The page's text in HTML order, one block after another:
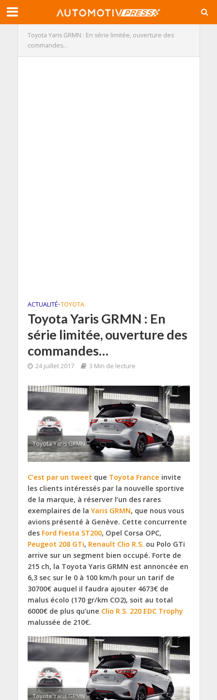
Toyota Yaris GRMN : En série limitée, ouverture des
commandes…
ACTUALITÉ•TOYOTA
Toyota Yaris GRMN : En
série limitée, ouverture des
commandes…
24 juillet 2017 3 Min de lecture
Toyota Yaris GRMN
C’est par un tweet que Toyota France invite
les clients intéressés par la nouvelle sportive
de la marque, à réserver l’un des rares
exemplaires de laYaris GRMN, que nous vous
avions présenté à Genève. Cette concurrente
des Ford Fiesta ST200, Opel Corsa OPC,
Peugeot 208 GTi, Renault Clio R.S. ou Polo GTi
arrive sur un segment bien occupé. Forte de
215 ch, la Toyota Yaris GRMN est annoncée en
6,3 sec sur le 0 à 100 km/h pour un tarif de
30700€ auquel il faudra ajouter 4673€ de
malus écolo (170 gr/km CO2), soit au total
6000€ de plus qu’une Clio R.S. 220 EDC Trophy
malussée de 210€.
Toyota Yaris GRMN